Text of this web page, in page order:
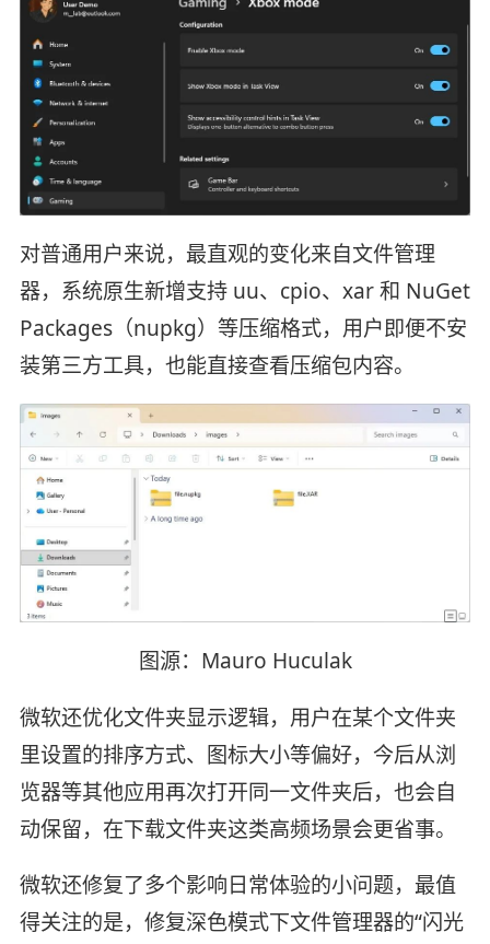
对普通用户来说，最直观的变化来自文件管理
器，系统原生新增支持 uu、cpio、xar 和 NuGet
Packages（nupkg）等压缩格式，用户即便不安
装第三方工具，也能直接查看压缩包内容。
图源：Mauro Huculak
微软还优化文件夹显示逻辑，用户在某个文件夹
里设置的排序方式、图标大小等偏好，今后从浏
览器等其他应用再次打开同一文件夹后，也会自
动保留，在下载文件夹这类高频场景会更省事。
微软还修复了多个影响日常体验的小问题，最值
得关注的是，修复深色模式下文件管理器的“闪光